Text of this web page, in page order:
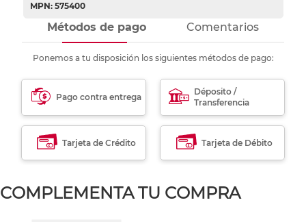
MPN: 575400
Métodos de pago Comentarios
Ponemos a tu disposición los siguientes métodos de pago:
Pago contra entrega
Déposito /
Transferencia
Tarjeta de Crédito Tarjeta de Débito
COMPLEMENTA TU COMPRA